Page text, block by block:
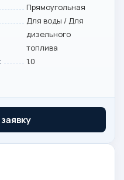
Прямоугольная
Для воды / Для
дизельного
топлива
1.0